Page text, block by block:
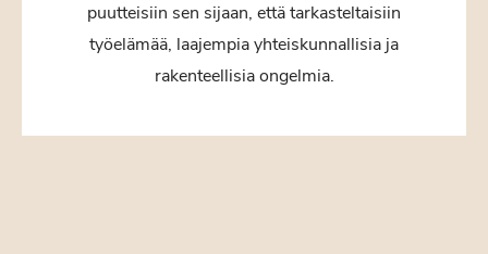
puutteisiin sen sijaan, että tarkasteltaisiin
työelämää, laajempia yhteiskunnallisia ja
rakenteellisia ongelmia.